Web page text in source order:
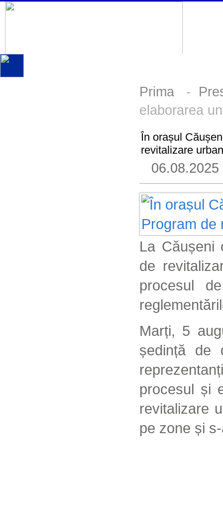
Prima -
elaborarea
În orașul
revitalizare
06.08.2025
La Căușeni
de
procesul
Marți, 5
ședință de
procesul și
revitalizare
pe zone și